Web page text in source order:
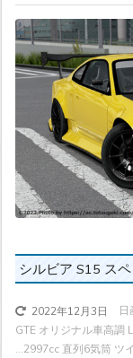
シルビア S15 ス
2022年12月3日
GTE オリジナル車高調
...2997cc 直列6気筒 ツ